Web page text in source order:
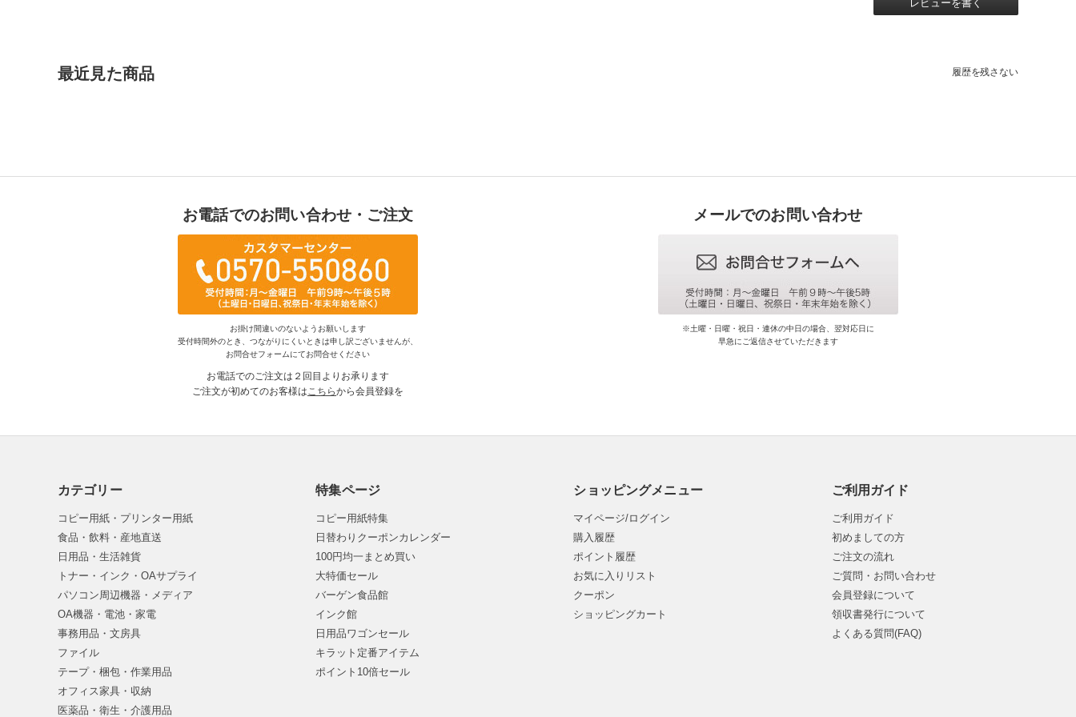
レビューを書く
最近見た商品 履歴を残さない
お電話でのお問い合わせ・ご注文
お掛け間違いのないようお願いします
受付時間外のとき、つながりにくいときは申し訳ございませんが、
お問合せフォームにてお問合せください
お電話でのご注文は２回目よりお承ります
ご注文が初めてのお客様はこちらから会員登録を
メールでのお問い合わせ
※土曜・日曜・祝日・連休の中日の場合、翌対応日に
早急にご返信させていただきます
カテゴリー
コピー用紙・プリンター用紙
食品・飲料・産地直送
日用品・生活雑貨
トナー・インク・OAサプライ
パソコン周辺機器・メディア
OA機器・電池・家電
事務用品・文房具
ファイル
テープ・梱包・作業用品
オフィス家具・収納
医薬品・衛生・介護用品
特集ページ
コピー用紙特集
日替わりクーポンカレンダー
100円均一まとめ買い
大特価セール
バーゲン食品館
インク館
日用品ワゴンセール
キラット定番アイテム
ポイント10倍セール
ショッピングメニュー
マイページ/ログイン
購入履歴
ポイント履歴
お気に入りリスト
クーポン
ショッピングカート
ご利用ガイド
ご利用ガイド
初めましての方
ご注文の流れ
ご質問・お問い合わせ
会員登録について
領収書発行について
よくある質問(FAQ)